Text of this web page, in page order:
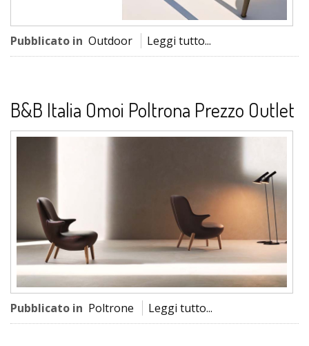
Pubblicato in Outdoor Leggi tutto...
B&B Italia Omoi Poltrona Prezzo Outlet
Pubblicato in Poltrone Leggi tutto...